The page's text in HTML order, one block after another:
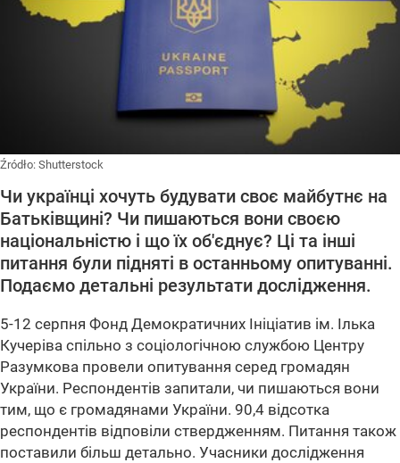
Źródło: Shutterstock
Чи українці хочуть будувати своє майбутнє на
Батьківщині? Чи пишаються вони своєю
національністю і що їх об'єднує? Ці та інші
питання були підняті в останньому опитуванні.
Подаємо детальні результати дослідження.
5-12 серпня Фонд Демократичних Ініціатив ім. Ілька
Кучеріва спільно з соціологічною службою Центру
Разумкова провели опитування серед громадян
України. Респондентів запитали, чи пишаються вони
тим, що є громадянами України. 90,4 відсотка
респондентів відповіли ствердженням. Питання також
поставили більш детально. Учасники дослідження